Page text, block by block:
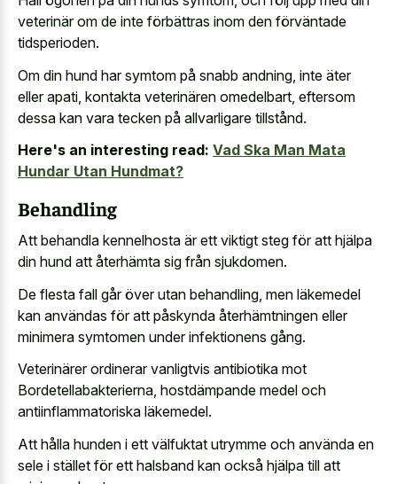
veterinär om de inte förbättras inom den förväntade
tidsperioden.
Om din hund har symtom på snabb andning, inte äter
eller apati, kontakta veterinären omedelbart, eftersom
dessa kan vara tecken på allvarligare tillstånd.
Here's an interesting read: Vad Ska Man Mata
Hundar Utan Hundmat?
Behandling
Att behandla kennelhosta är ett viktigt steg för att hjälpa
din hund att återhämta sig från sjukdomen.
De flesta fall går över utan behandling, men läkemedel
kan användas för att påskynda återhämtningen eller
minimera symtomen under infektionens gång.
Veterinärer ordinerar vanligtvis antibiotika mot
Bordetellabakterierna, hostdämpande medel och
antiinflammatoriska läkemedel.
Att hålla hunden i ett välfuktat utrymme och använda en
sele i stället för ett halsband kan också hjälpa till att